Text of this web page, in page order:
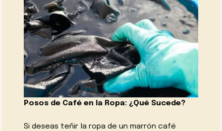
Posos de Café en la Ropa: ¿Qué Sucede?
Si deseas teñir la ropa de un marrón café